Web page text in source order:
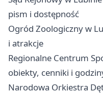
pism i dostępność
Ogród Zoologiczny w
i atrakcje
Regionalne Centrum
obiekty, cenniki i
Narodowa Orkiestra